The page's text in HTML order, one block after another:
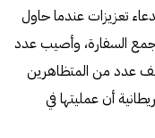
تعزيزات عندما حاول
السفارة، وأصيب عدد
عدد من المتظاهرين
أن عمليتها في